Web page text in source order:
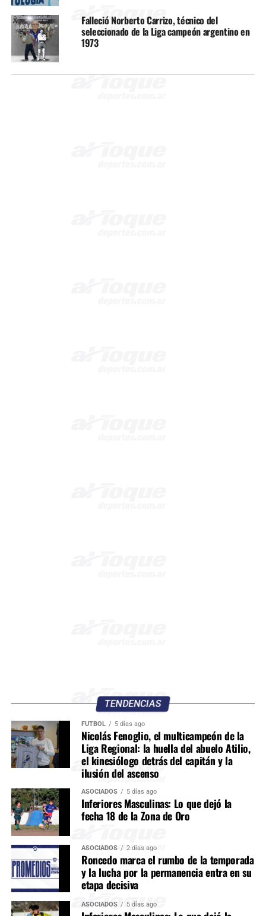
Falleció Norberto Carrizo, técnico del
seleccionado de la Liga campeón argentino en
1973
TENDENCIAS
FÚTBOL 5 días ago
Nicolás Fenoglio, el multicampeón de la
Liga Regional: la huella del abuelo Atilio,
el kinesiólogo detrás del capitán y la
ilusión del ascenso
ASOCIADOS 5 días ago
Inferiores Masculinas: Lo que dejó la
fecha 18 de la Zona de Oro
ASOCIADOS 2 días ago
Roncedo marca el rumbo de la temporada
y la lucha por la permanencia entra en su
etapa decisiva
ASOCIADOS 5 días ago